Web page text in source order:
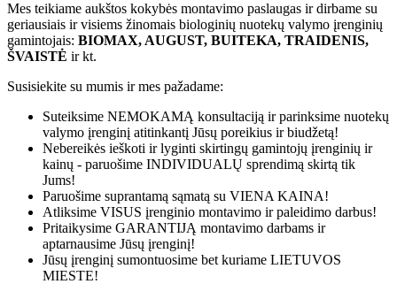
Mes teikiame aukštos kokybės montavimo paslaugas ir dirbame su
geriausiais ir visiems žinomais biologinių nuotekų valymo įrenginių
gamintojais: BIOMAX, AUGUST, BUITEKA, TRAIDENIS,
ŠVAISTĖ ir kt.
Susisiekite su mumis ir mes pažadame:
Suteiksime NEMOKAMĄ konsultaciją ir parinksime nuotekų
valymo įrenginį atitinkantį Jūsų poreikius ir biudžetą!
Nebereikės ieškoti ir lyginti skirtingų gamintojų įrenginių ir
kainų - paruošime INDIVIDUALŲ sprendimą skirtą tik
Jums!
Paruošime suprantamą sąmatą su VIENA KAINA!
Atliksime VISUS įrenginio montavimo ir paleidimo darbus!
Pritaikysime GARANTIJĄ montavimo darbams ir
aptarnausime Jūsų įrenginį!
Jūsų įrenginį sumontuosime bet kuriame LIETUVOS
MIESTE!